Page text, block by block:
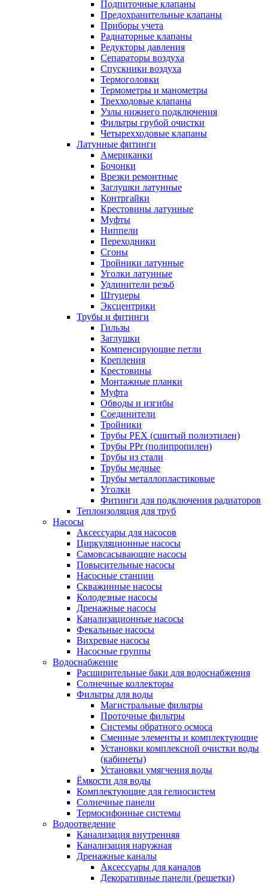
Подпиточные клапаны
Предохранительные клапаны
Приборы учета
Радиаторные клапаны
Редукторы давления
Сепараторы воздуха
Спускники воздуха
Термоголовки
Термометры и манометры
Трехходовые клапаны
Узлы нижнего подключения
Фильтры грубой очистки
Четырехходовые клапаны
Латунные фитинги
Американки
Бочонки
Врезки ремонтные
Заглушки латунные
Контргайки
Крестовины латунные
Муфты
Ниппели
Переходники
Сгоны
Тройники латунные
Уголки латунные
Удлинители резьб
Штуцеры
Эксцентрики
Трубы и фитинги
Гильзы
Заглушки
Компенсирующие петли
Крепления
Крестовины
Монтажные планки
Муфта
Обводы и изгибы
Соединители
Тройники
Трубы PEX (сшитый полиэтилен)
Трубы PPr (полипропилен)
Трубы из стали
Трубы медные
Трубы металлопластиковые
Уголки
Фитинги для подключения радиаторов
Теплоизоляция для труб
Насосы
Аксессуары для насосов
Циркуляционные насосы
Самовсасывающие насосы
Повысительные насосы
Насосные станции
Скважинные насосы
Колодезные насосы
Дренажные насосы
Канализационные насосы
Фекальные насосы
Вихревые насосы
Насосные группы
Водоснабжение
Расширительные баки для водоснабжения
Солнечные коллекторы
Фильтры для воды
Магистральные фильтры
Проточные фильтры
Системы обратного осмоса
Сменные элементы и комплектующие
Установки комплексной очистки воды
(кабинеты)
Установки умягчения воды
Ёмкости для воды
Комплектующие для гелиосистем
Солнечные панели
Термосифонные системы
Водоотведение
Канализация внутренняя
Канализация наружная
Дренажные каналы
Аксессуары для каналов
Декоративные панели (решетки)